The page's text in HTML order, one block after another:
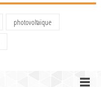
photovoltaïque